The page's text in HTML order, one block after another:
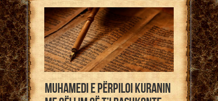
Muhamedi e përpiloi Kuranin